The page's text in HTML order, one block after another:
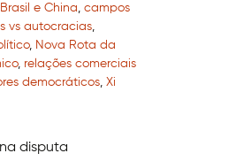
Brasil e China, campos
vs autocracias,
, Nova Rota da
, relações comerciais
democráticos, Xi
disputa